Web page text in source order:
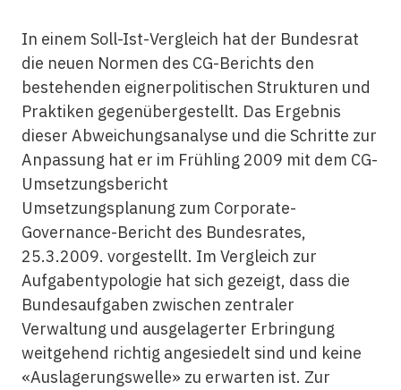
In einem Soll-Ist-Vergleich hat der Bundesrat
die neuen Normen des CG-Berichts den
bestehenden eignerpolitischen Strukturen und
Praktiken gegenübergestellt. Das Ergebnis
dieser Abweichungsanalyse und die Schritte zur
Anpassung hat er im Frühling 2009 mit dem CG-
Umsetzungsbericht
Umsetzungsplanung zum Corporate-
Governance-Bericht des Bundesrates,
25.3.2009. vorgestellt. Im Vergleich zur
Aufgabentypologie hat sich gezeigt, dass die
Bundesaufgaben zwischen zentraler
Verwaltung und ausgelagerter Erbringung
weitgehend richtig angesiedelt sind und keine
«Auslagerungswelle» zu erwarten ist. Zur